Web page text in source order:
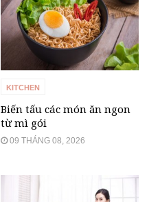
KITCHEN
Biến tấu các món ăn ngon
từ mì gói
09 THÁNG 08, 2026